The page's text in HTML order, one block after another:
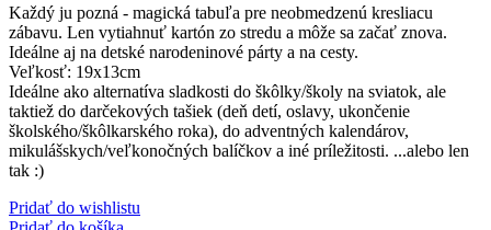
Každý ju pozná - magická tabuľa pre neobmedzenú kresliacu
zábavu. Len vytiahnuť kartón zo stredu a môže sa začať znova.
Ideálne aj na detské narodeninové párty a na cesty.
Veľkosť: 19x13cm
Ideálne ako alternatíva sladkosti do škôlky/školy na sviatok, ale
taktiež do darčekových tašiek (deň detí, oslavy, ukončenie
školského/škôlkarského roka), do adventných kalendárov,
mikulášskych/veľkonočných balíčkov a iné príležitosti. ...alebo len
tak :)
Pridať do wishlistu